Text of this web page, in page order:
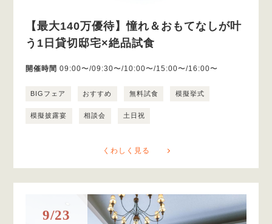
【最大140万優待】憧れ＆おもてなしが叶
う1日貸切邸宅×絶品試食
開催時間 09:00〜/09:30〜/10:00〜/15:00〜/16:00〜
BIGフェア おすすめ 無料試食 模擬挙式
模擬披露宴 相談会 土日祝
くわしく見る
9/23